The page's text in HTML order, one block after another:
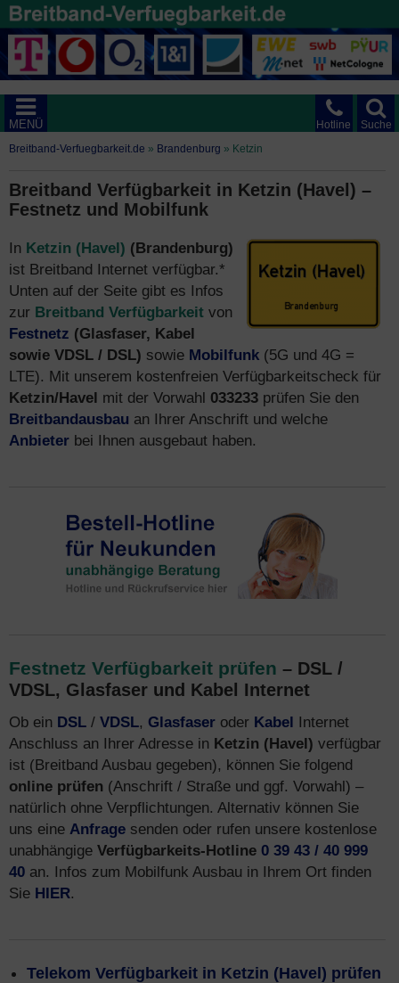
Suche
Hotline
MENÜ
Breitband-Verfuegbarkeit.de » Brandenburg » Ketzin
Breitband Verfügbarkeit in Ketzin (Havel) –
Festnetz und Mobilfunk
In Ketzin (Havel) (Brandenburg)
ist Breitband Internet verfügbar.*
Unten auf der Seite gibt es Infos
zur Breitband Verfügbarkeit von
Festnetz (Glasfaser, Kabel
sowie VDSL / DSL) sowie Mobilfunk (5G und 4G =
LTE). Mit unserem kostenfreien Verfügbarkeitscheck für
Ketzin/Havel mit der Vorwahl 033233 prüfen Sie den
Breitbandausbau an Ihrer Anschrift und welche
Anbieter bei Ihnen ausgebaut haben.
Festnetz Verfügbarkeit prüfen – DSL /
VDSL, Glasfaser und Kabel Internet
Ob ein DSL / VDSL, Glasfaser oder Kabel Internet
Anschluss an Ihrer Adresse in Ketzin (Havel) verfügbar
ist (Breitband Ausbau gegeben), können Sie folgend
online prüfen (Anschrift / Straße und ggf. Vorwahl) –
natürlich ohne Verpflichtungen. Alternativ können Sie
uns eine Anfrage senden oder rufen unsere kostenlose
unabhängige Verfügbarkeits-Hotline 0 39 43 / 40 999
40 an. Infos zum Mobilfunk Ausbau in Ihrem Ort finden
Sie HIER.
Telekom Verfügbarkeit in Ketzin (Havel) prüfen